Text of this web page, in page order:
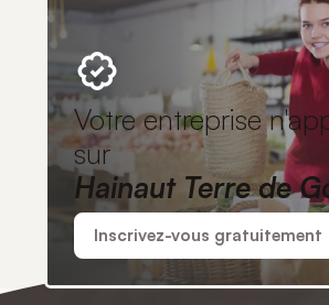
Votre entreprise
sur
Hainaut Terre de
Inscrivez-vous gratuitement